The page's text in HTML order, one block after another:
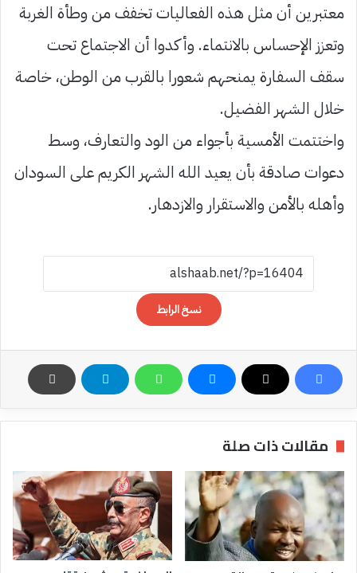
معتبرين أن مثل هذه الفعاليات تخفف من وطأة الغربة
وتعزز الإحساس بالانتماء. وأكدوا أن الاجتماع تحت
سقف السفارة يمنحهم شعورا بالقرب من الوطن، خاصة
خلال الشهر الفضيل.
واختتمت الأمسية بأجواء من الود والتعارف، وسط
دعوات صادقة بأن يعيد الله الشهر الكريم على السودان
وأهله بالأمن والاستقرار والازدهار.
نسخ الرابط
مقالات ذات صلة